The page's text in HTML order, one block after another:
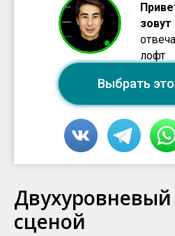
Выбрать
зовут
лофт
сценой